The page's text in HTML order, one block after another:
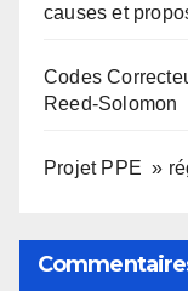
causes et
Codes
Reed-Solomon
Projet PPE »